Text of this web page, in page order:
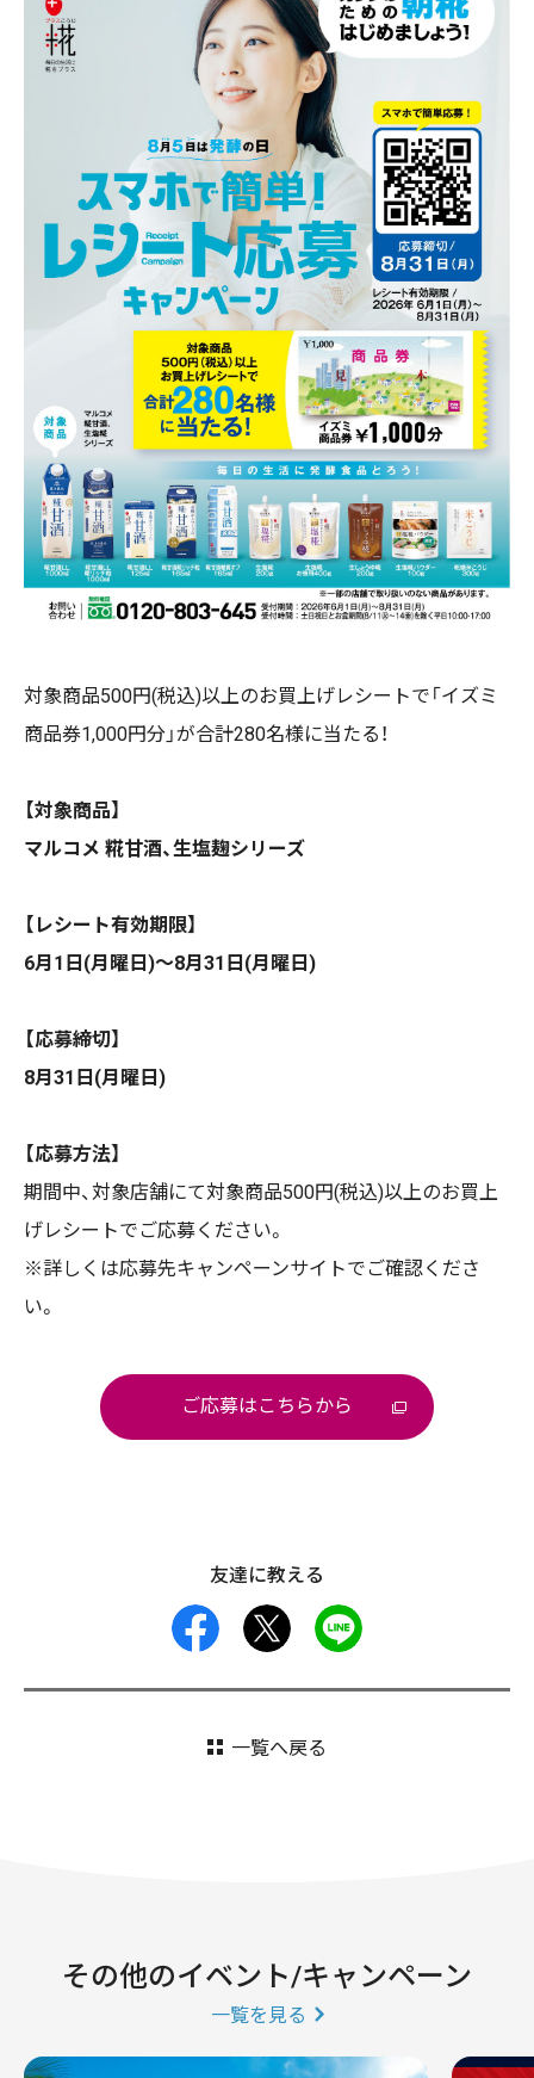
対象商品500円(税込)以上のお買上げレシートで「イズミ
商品券1,000円分」が合計280名様に当たる！
【対象商品】
マルコメ 糀甘酒、生塩麹シリーズ
【レシート有効期限】
6月1日(月曜日)～8月31日(月曜日)
【応募締切】
8月31日(月曜日)
【応募方法】
期間中、対象店舗にて対象商品500円(税込)以上のお買上
げレシートでご応募ください。
※詳しくは応募先キャンペーンサイトでご確認くださ
い。
ご応募はこちらから
友達に教える
facebook
一覧へ戻る
その他のイベント/キャンペーン
一覧を見る